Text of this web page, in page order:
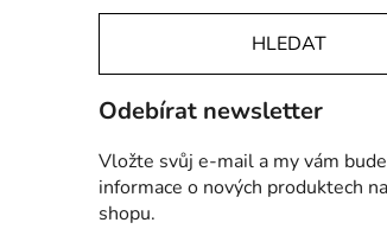
HLEDAT
Odebírat newsletter
Vložte svůj e-mail a my vám
informace o nových produktech
shopu.